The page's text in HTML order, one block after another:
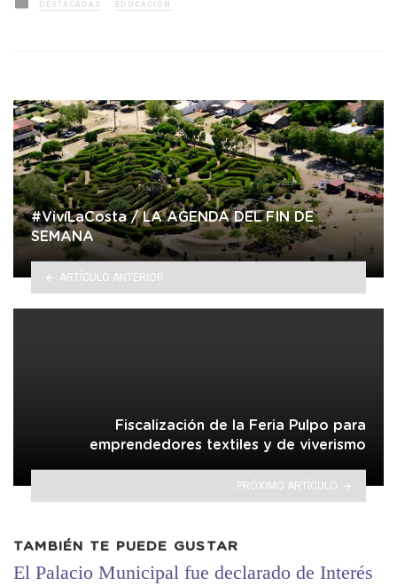
in
DESTACADAS EDUCACIÓN
#VivíLaCosta / LA AGENDA DEL FIN DE
SEMANA
ARTÍCULO ANTERIOR
Fiscalización de la Feria Pulpo para
emprendedores textiles y de viverismo
PRÓXIMO ARTÍCULO
TAMBIÉN TE PUEDE GUSTAR
El Palacio Municipal fue declarado de Interés